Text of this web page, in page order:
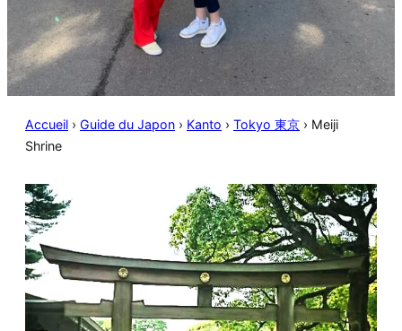
Accueil › Guide du Japon › Kanto › Tokyo 東京 › Meiji
Shrine